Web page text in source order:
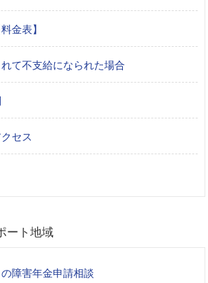
金表】
て不支給になられた場合
セス
ート地域
障害年金申請相談